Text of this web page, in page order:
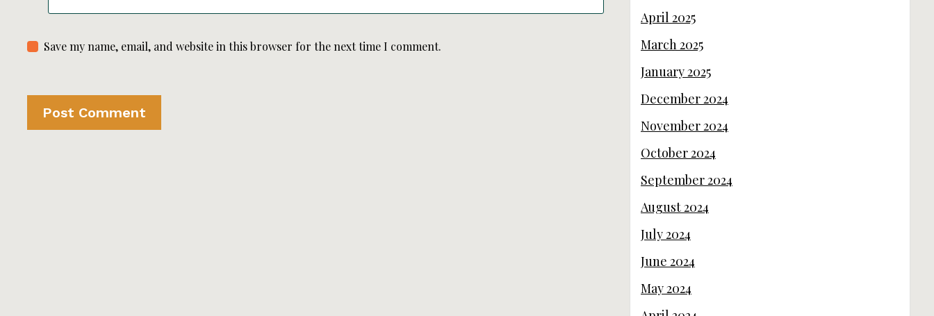
Save my name, email, and website in this browser for the next time I comment.
April 2025
March 2025
January 2025
December 2024
November 2024
October 2024
September 2024
August 2024
July 2024
June 2024
May 2024